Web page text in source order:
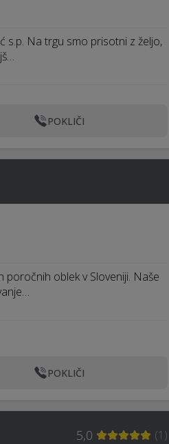
s.p. Na trgu smo prisotni z željo,
POKLIČI
poročnih oblek v Sloveniji. Naše
POKLIČI
5,0 (1 )